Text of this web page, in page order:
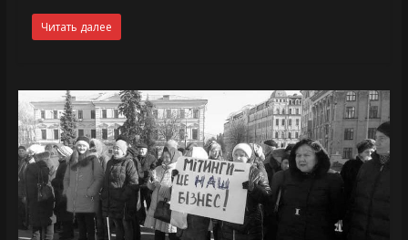
Читать далее